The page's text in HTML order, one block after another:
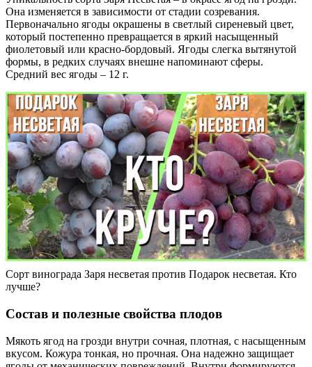
Она изменяется в зависимости от стадии созревания.
Первоначально ягоды окрашены в светлый сиреневый цвет,
который постепенно превращается в яркий насыщенный
фиолетовый или красно-бордовый. Ягоды слегка вытянутой
формы, в редких случаях внешне напоминают сферы.
Средний вес ягоды – 12 г.
Сорт винограда Заря несветая против Подарок несветая. Кто
лучше?
Состав и полезные свойства плодов
Мякоть ягод на грозди внутри сочная, плотная, с насыщенным
вкусом. Кожура тонкая, но прочная. Она надежно защищает